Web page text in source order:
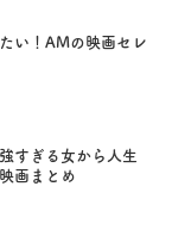
い！AMの映画セレ
すぎる女から人生
画まとめ